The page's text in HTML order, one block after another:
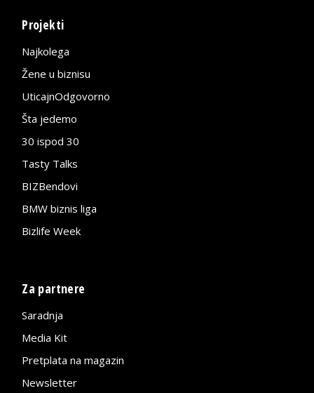
Projekti
Najkolega
Žene u biznisu
UticajnOdgovorno
Šta jedemo
30 ispod 30
Tasty Talks
BIZBendovi
BMW biznis liga
Bizlife Week
Za partnere
Saradnja
Media Kit
Pretplata na magazin
Newsletter